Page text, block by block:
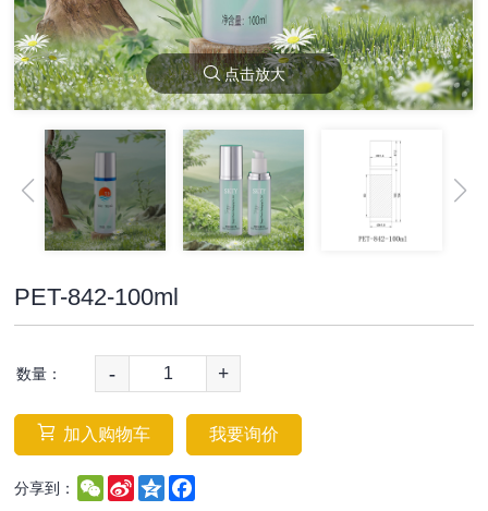
点击放大
PET-842-100ml
数量： - +
加入购物车 我要询价
分享到： WeChat
Sina
Weibo
Qzone